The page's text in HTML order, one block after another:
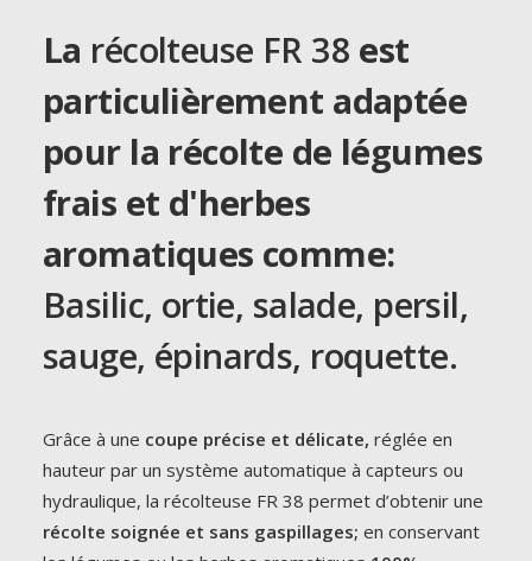
La récolteuse FR 38 est
particulièrement adaptée
pour la récolte de légumes
frais et d'herbes
aromatiques comme:
Basilic, ortie, salade, persil,
sauge, épinards, roquette.
Grâce à une coupe précise et délicate, réglée en
hauteur par un système automatique à capteurs ou
hydraulique, la récolteuse FR 38 permet d’obtenir une
récolte soignée et sans gaspillages; en conservant